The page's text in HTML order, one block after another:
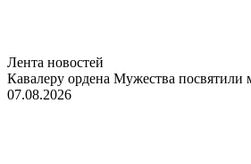
Лента новостей
Кавалеру ордена Мужества посвятили
07.08.2026